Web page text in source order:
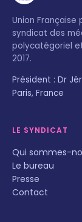
Union Française
syndicat des
polycatégoriel
2017.
Président : Dr
Paris, France
LE SYNDICAT
Qui sommes-
Le bureau
Presse
Contact